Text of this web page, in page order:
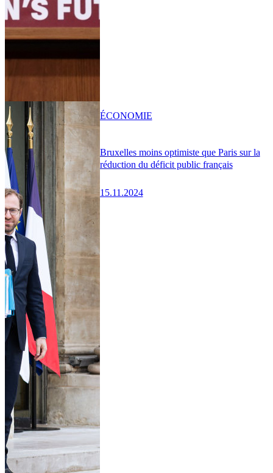
Bruxelles moins optimiste que Paris sur la
réduction du déficit public français
15.11.2024
ÉCONOMIE